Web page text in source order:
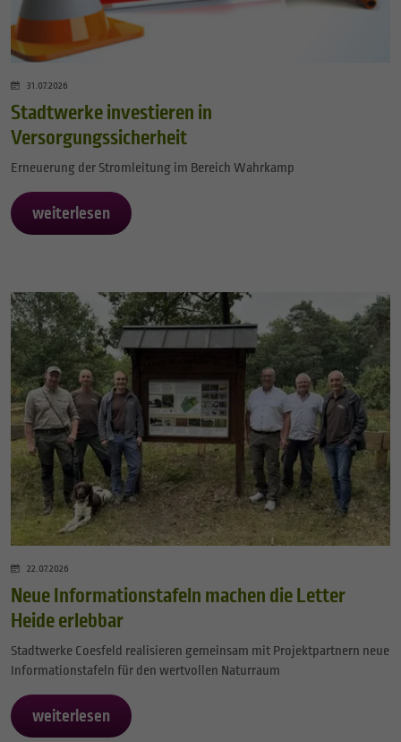
31.07.2026
Stadtwerke investieren in
Versorgungssicherheit
Erneuerung der Stromleitung im Bereich Wahrkamp
weiterlesen
22.07.2026
Neue Informationstafeln machen die Letter
Heide erlebbar
Stadtwerke Coesfeld realisieren gemeinsam mit Projektpartnern neue
Informationstafeln für den wertvollen Naturraum
weiterlesen